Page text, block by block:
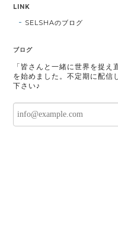
LINK
SELSHAのブログ
ブログ
「皆さんと一緒に世界を捉
を始めました。不定期に配信
下さい♪